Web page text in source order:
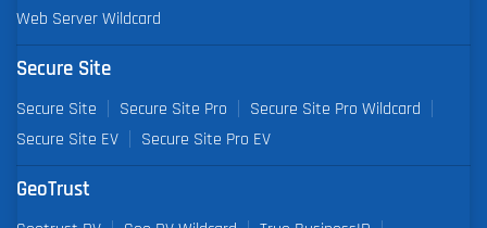
Web Server Wildcard
Secure Site
Secure Site Secure Site Pro
Secure Site Pro Wildcard
Secure Site EV
Secure Site Pro EV
GeoTrust